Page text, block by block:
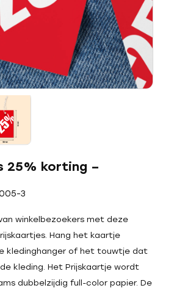
25% korting –
3
winkelbezoekers met deze
Hang het kaartje
kledinghanger of het touwtje dat
kleding. Het Prijskaartje wordt
dubbelzijdig full-color papier. De